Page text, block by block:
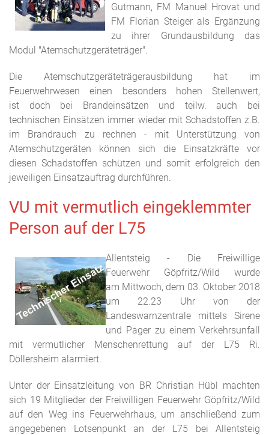
Gutmann, FM Manuel Hrovat und
FM Florian Steiger als Ergänzung
zu ihrer Grundausbildung das
Modul "Atemschutzgeräteträger".
Die Atemschutzgeräteträgerausbildung hat im
Feuerwehrwesen einen besonders hohen Stellenwert,
ist doch bei Brandeinsätzen und teilw. auch bei
technischen Einsätzen immer wieder mit Schadstoffen z.B.
im Brandrauch zu rechnen - mit Unterstützung von
Atemschutzgeräten können sich die Einsatzkräfte vor
diesen Schadstoffen schützen und somit erfolgreich den
jeweiligen Einsatzauftrag durchführen.
VU mit vermutlich eingeklemmter
Person auf der L75
Allentsteig - Die Freiwillige
Feuerwehr Göpfritz/Wild wurde
am Mittwoch, dem 03. Oktober 2018
um 22.23 Uhr von der
Landeswarnzentrale mittels Sirene
und Pager zu einem Verkehrsunfall
mit vermutlicher Menschenrettung auf der L75 Ri.
Döllersheim alarmiert.
Unter der Einsatzleitung von BR Christian Hübl machten
sich 19 Mitglieder der Freiwilligen Feuerwehr Göpfritz/Wild
auf den Weg ins Feuerwehrhaus, um anschließend zum
angegebenen Lotsenpunkt an der L75 bei Allentsteig